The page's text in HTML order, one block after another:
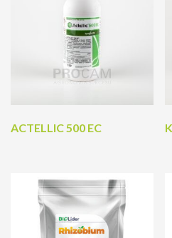
ACTELLIC 500 EC